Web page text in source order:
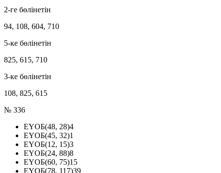
2-ге бөлінетін
94, 108, 604, 710
5-ке бөлінетін
825, 615, 710
3-ке бөлінетін
108, 825, 615
№ 336
ЕҮОБ(48, 28)4
ЕҮОБ(45, 32)1
ЕҮОБ(12, 15)3
ЕҮОБ(24, 88)8
ЕҮОБ(60, 75)15
ЕҮОБ(78, 117)39